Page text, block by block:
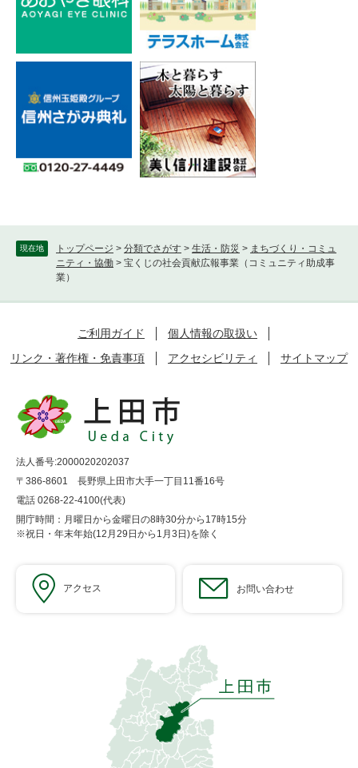
現在地 トップページ > 分類でさがす > 生活・防災 > まちづくり・コミュ
ニティ・協働 > 宝くじの社会貢献広報事業（コミュニティ助成事
業）
ご利用ガイド
個人情報の取扱い
リンク・著作権・免責事項
アクセシビリティ サイトマップ
法人番号:2000020202037
〒386-8601 長野県上田市大手一丁目11番16号
電話 0268-22-4100(代表)
開庁時間：月曜日から金曜日の8時30分から17時15分
※祝日・年末年始(12月29日から1月3日)を除く
アクセス お問い合わせ